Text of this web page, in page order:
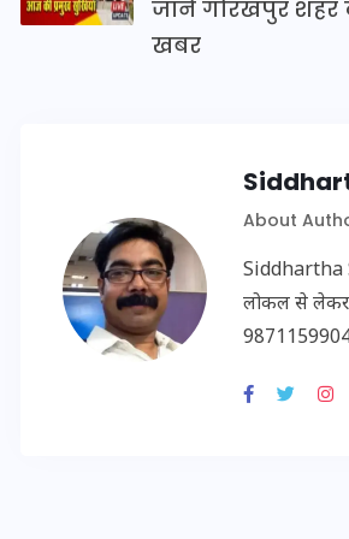
जानें गोरखपुर शहर
खबर
About
Siddhartha
लोकल से लेकर
20 जनवरी